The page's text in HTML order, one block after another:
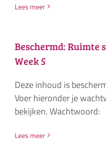
Lees meer
Beschermd: Ruimte
Week 5
Deze inhoud is
Voer hieronder je
bekijken. Wachtwoord:
Lees meer